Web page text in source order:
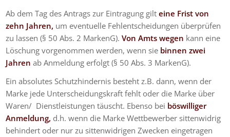
Ab dem Tag des Antrags zur Eintragung gilteine Frist von
zehn Jahren, um eventuelle Fehlentscheidungen überprüfen
zu lassen (§ 50 Abs. 2 MarkenG).Von Amts wegen kann eine
Löschung vorgenommen werden, wenn sie binnen zwei
Jahren ab Anmeldung erfolgt (§ 50 Abs. 3 MarkenG).
Ein absolutes Schutzhindernis besteht z.B. dann, wenn der
Marke jede Unterscheidungskraft fehlt oder die Marke über
Waren/ Dienstleistungen täuscht. Ebenso bei böswilliger
Anmeldung, d.h. wenn die Marke Wettbewerber sittenwidrig
behindert oder nur zu sittenwidrigen Zwecken eingetragen